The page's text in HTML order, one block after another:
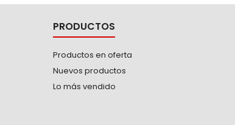
PRODUCTOS
Productos en oferta
Nuevos productos
Lo más vendido